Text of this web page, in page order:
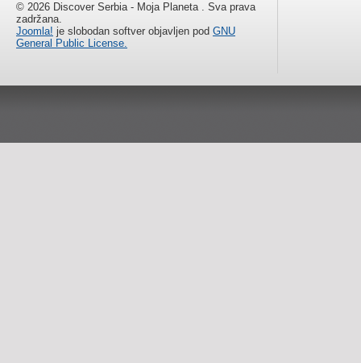
© 2026 Discover Serbia - Moja Planeta . Sva prava
zadržana.
Joomla! je slobodan softver objavljen pod GNU
General Public License.